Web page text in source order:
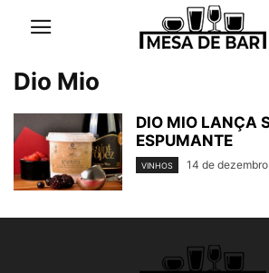
Dio Mio
DIO MIO LANÇA
ESPUMANTE
VINHOS 14 de